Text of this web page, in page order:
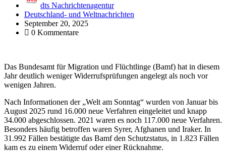
dts Nachrichtenagentur
Deutschland- und Weltnachrichten
September 20, 2025
0 Kommentare
Das Bundesamt für Migration und Flüchtlinge (Bamf) hat in diesem
Jahr deutlich weniger Widerrufsprüfungen angelegt als noch vor
wenigen Jahren.
Nach Informationen der „Welt am Sonntag“ wurden von Januar bis
August 2025 rund 16.000 neue Verfahren eingeleitet und knapp
34.000 abgeschlossen. 2021 waren es noch 117.000 neue Verfahren.
Besonders häufig betroffen waren Syrer, Afghanen und Iraker. In
31.992 Fällen bestätigte das Bamf den Schutzstatus, in 1.823 Fällen
kam es zu einem Widerruf oder einer Rücknahme.